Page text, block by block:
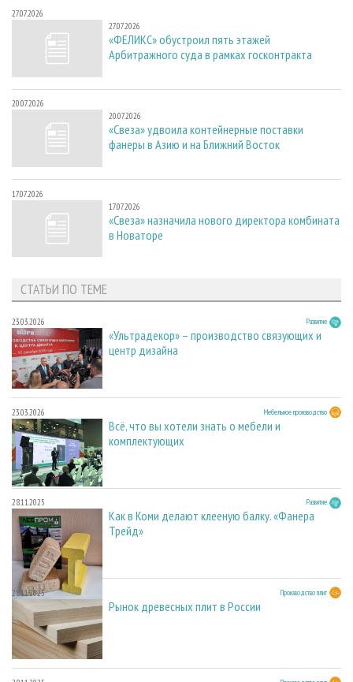
27.07.2026
27.07.2026
«ФЕЛИКС» обустроил пять этажей
Арбитражного суда в рамках госконтракта
20.07.2026
20.07.2026
«Свеза» удвоила контейнерные поставки
фанеры в Азию и на Ближний Восток
17.07.2026
17.07.2026
«Свеза» назначила нового директора комбината
в Новаторе
СТАТЬИ ПО ТЕМЕ
23.03.2026 Развитие
«Ультрадекор» – производство связующих и
центр дизайна
23.03.2026 Мебельное производство
Всё, что вы хотели знать о мебели и
комплектующих
28.11.2025 Развитие
Как в Коми делают клееную балку. «Фанера
Трейд»
28.11.2025 Производство плит
Рынок древесных плит в России